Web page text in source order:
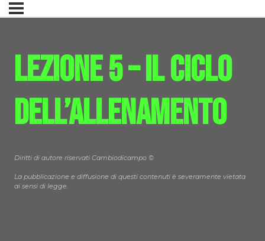
Lezione 5 – Il ciclo
dell’allenamento
Diritti di autore riservati Cambiodicampo ©
La pubblicazione e diffusione di questi contenuti è severamente vietata
ai sensi di legge.